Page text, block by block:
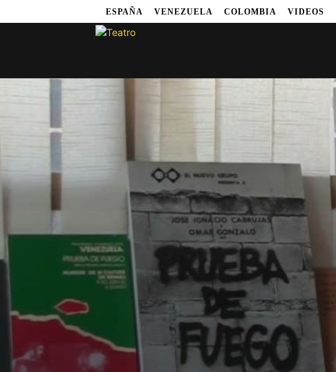
ESPAÑA VENEZUELA COLOMBIA VIDEOS